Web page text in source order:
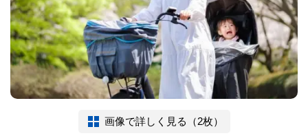
画像で詳しく見る（2枚）